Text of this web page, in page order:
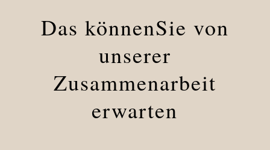
Das könnenSie von
unserer
Zusammenarbeit
erwarten